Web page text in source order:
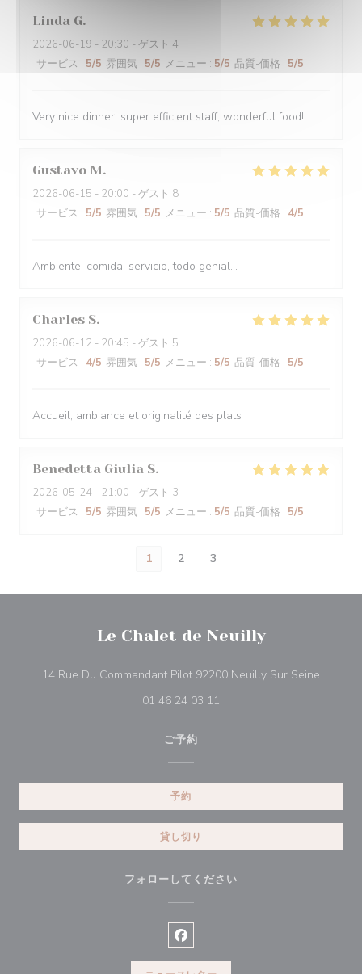
Linda G
2026-06-19 - 20:30 - ゲスト 4
サービス : 5/5 雰囲気 : 5/5 メニュー : 5/5 品質-価格 : 5/5
Very nice dinner, super efficient staff, wonderful food!!
Gustavo M
2026-06-15 - 20:00 - ゲスト 8
サービス : 5/5 雰囲気 : 5/5 メニュー : 5/5 品質-価格 : 4/5
Ambiente, comida, servicio, todo genial...
Charles S
2026-06-12 - 20:45 - ゲスト 5
サービス : 4/5 雰囲気 : 5/5 メニュー : 5/5 品質-価格 : 5/5
Accueil, ambiance et originalité des plats
Benedetta Giulia S
2026-05-24 - 21:00 - ゲスト 3
サービス : 5/5 雰囲気 : 5/5 メニュー : 5/5 品質-価格 : 5/5
1 2 3
Le Chalet de Neuilly
14 Rue Du Commandant Pilot 92200 Neuilly Sur Seine
01 46 24 03 11
ご予約
予約
貸し切り
フォローしてください
Facebook ((新しいウィンドウ